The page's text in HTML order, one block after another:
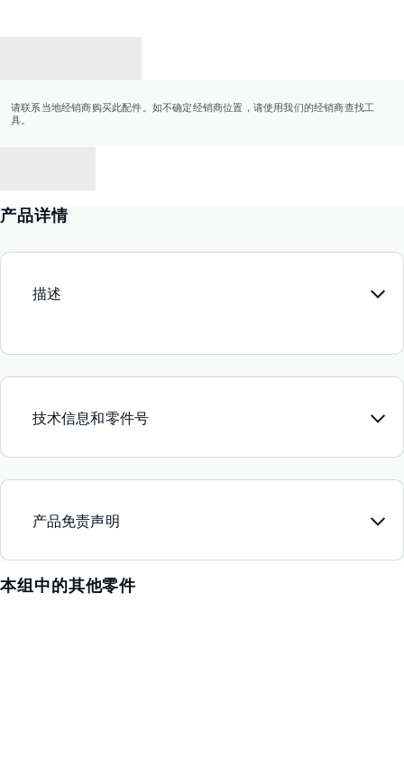
请联系当地经销商购买此配件。如不确定经销商位置，请使用我们的经销商查找工
具。
产品详情
描述
技术信息和零件号
产品免责声明
本组中的其他零件